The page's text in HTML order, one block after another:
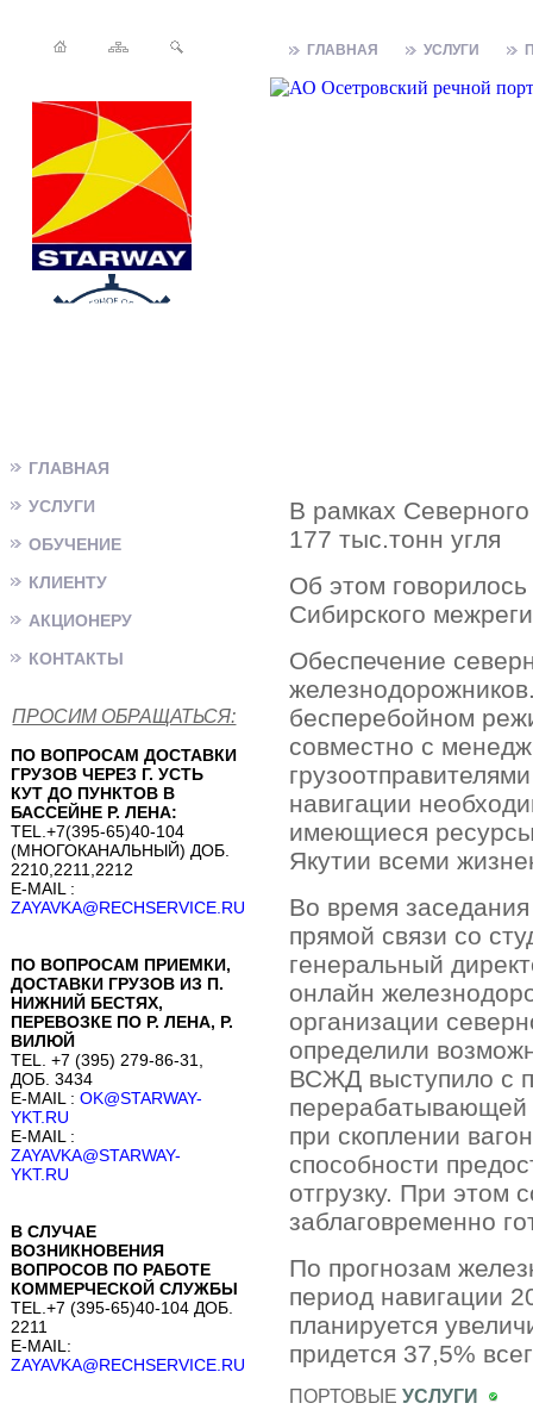
В рамках
177 тыс.тонн угля
Об этом
Сибирского
Обеспечение
бесперебойном
совместно с
навигации
имеющиеся ресурсы
Якутии всеми
Во время
прямой связи со
генеральный
онлайн
организации
определили
ВСЖД выступило с
перерабатывающей
при скоплении
способности
отгрузку. При этом
заблаговременно
По прогнозам
период навигации
планируется
придется 37,5%
ПОРТОВЫЕ УСЛУГИ
ГЛАВНАЯ
УСЛУГИ
ОБУЧЕНИЕ
КЛИЕНТУ
АКЦИОНЕРУ
КОНТАКТЫ
ПРОСИМ ОБРАЩАТЬСЯ:
ПО ВОПРОСАМ ДОСТАВКИ
ГРУЗОВ ЧЕРЕЗ Г. УСТЬ
КУТ ДО ПУНКТОВ В
БАССЕЙНЕ Р. ЛЕНА:
TEL.+7(395-65)40-104
(МНОГОКАНАЛЬНЫЙ) ДОБ.
2210,2211,2212
E-MAIL :
ZAYAVKA@RECHSERVICE.RU
ПО ВОПРОСАМ ПРИЕМКИ,
ДОСТАВКИ ГРУЗОВ ИЗ П.
НИЖНИЙ БЕСТЯХ,
ПЕРЕВОЗКЕ ПО Р. ЛЕНА, Р.
ВИЛЮЙ
TEL. +7 (395) 279-86-31,
ДОБ. 3434
E-MAIL : OK@STARWAY-
YKT.RU
E-MAIL :
ZAYAVKA@STARWAY-
YKT.RU
В СЛУЧАЕ
ВОЗНИКНОВЕНИЯ
ВОПРОСОВ ПО РАБОТЕ
КОММЕРЧЕСКОЙ СЛУЖБЫ
TEL.+7 (395-65)40-104 ДОБ.
2211
E-MAIL:
ZAYAVKA@RECHSERVICE.RU
ГЛАВНАЯ УСЛУГИ